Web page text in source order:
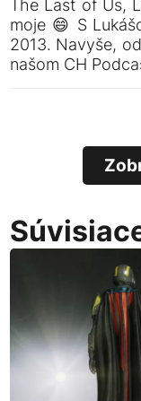
The Last of Us,
moje 😄 S
2013. Navyše,
našom CH